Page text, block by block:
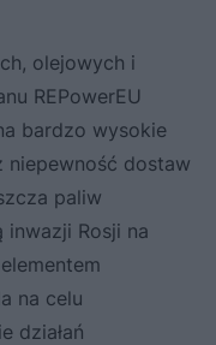
olejowych i
REPowerEU
bardzo wysokie
dostaw
paliw
inwazji Rosji na
na celu
działań